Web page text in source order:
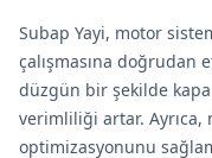
Subap Yayi, motor
çalışmasına doğrudan
düzgün bir şekilde
verimliliği artar. Ayrıca,
optimizasyonunu